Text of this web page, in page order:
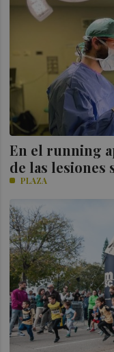
En el running
de las lesiones
PLAZA